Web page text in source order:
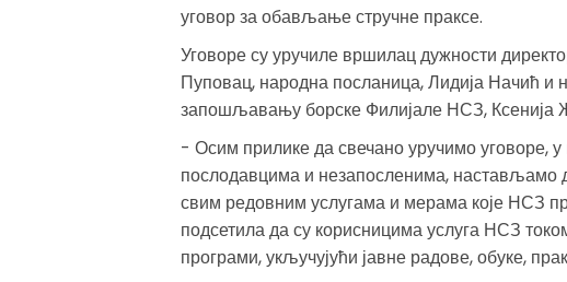
уговор за обављање стручне праксе.
Уговоре су уручиле вршилац дужности
Пуповац, народна посланица, Лидија Начић
запошљавању борске Филијале НСЗ, Ксенија
- Осим прилике да свечано уручимо уговоре, у
послодавцима и незапосленима, настављамо
свим редовним услугама и мерама које НСЗ
подсетила да су корисницима услуга НСЗ
програми, укључујући јавне радове, обуке,